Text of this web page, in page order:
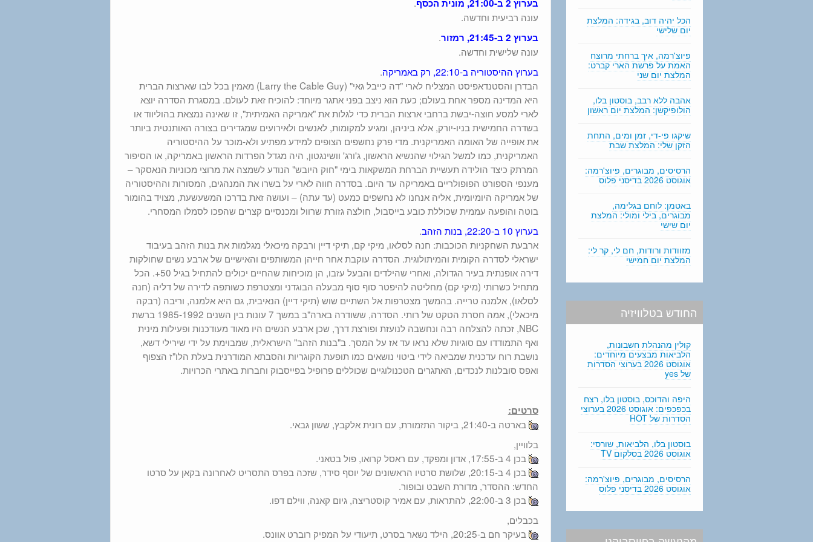
בערוץ 2 ב-21:00, מונית הכסף
עונה רביעית וחדשה.
בערוץ 2 ב-21:45, רמזור
.
עונה שלישית וחדשה.
בערוץ ההיסטוריה ב-22:10, רק באמריקה
.
הבדרן והסטנדאפיסט המצליח לארי "דה כייבל גאי" (Larry the Cable Guy) מאמין בכל לבו שארצות הברית
היא המדינה מספר אחת בעולם; כעת הוא ניצב בפני אתגר מיוחד: להוכיח זאת לעולם. במסגרת הסדרה יוצא
לארי למסע חוצה-יבשת ברחבי ארצות הברית כדי לגלות את "אמריקה האמיתית", זו שאינה נמצאת בהוליווד או
בשדרה החמישית בניו-יורק, אלא ביניהן, ומגיע למקומות, לאנשים ולאירועים שמגדירים בצורה האותנטית ביותר
את אופייה של האומה האמריקנית. מדי פרק נחשפים הצופים למידע מפתיע ולא-מוכר על ההיסטוריה
האמריקנית, כמו למשל הגילוי שהנשיא הראשון, ג'ורג' וושינגטון, היה מגדל הפרדות הראשון באמריקה, או הסיפור
המרתק כיצד הולידה תעשיית הברחת המשקאות בימי "חוק היובש" הנודע לשמצה את מרוצי מכוניות הנאסקר –
מענפי הספורט הפופולריים באמריקה עד היום. בסדרה חווה לארי על בשרו את המנהגים, המסורות וההיסטוריה
של אמריקה היומיומית, אליה אנחנו לא נחשפים כמעט (עד עתה) – ועושה זאת בדרכו המשעשעת, מצויד בהומור
בוטה והופעה עממית שכוללת כובע בייסבול, חולצה גזורת שרוול ומכנסיים קצרים שהפכו לסמלו המסחרי.
בערוץ 10 ב-22:20, בנות הזהב
.
ארבעת השחקניות הכוכבות: חנה לסלאו, מיקי קם, תיקי דיין ורבקה מיכאלי מגלמות את בנות הזהב בעיבוד
ישראלי לסדרה הקומית והמיתולוגית. הסדרה עוקבת אחר חייהן המשותפים והאישיים של ארבע נשים שחולקות
דירה אופנתית בעיר הגדולה, ואחרי שהילדים והבעל עזבו, הן מוכיחות שהחיים יכולים להתחיל בגיל 50+. הכל
מתחיל כשרותי (מיקי קם) מחליטה להיפטר סוף סוף מבעלה הבוגדני ומצטרפת כשותפה לדירה של דליה (חנה
לסלאו), אלמנה טרייה. בהמשך מצטרפות אל השתיים שוש (תיקי דיין) הנאיבית, גם היא אלמנה, וריבה (רבקה
מיכאלי), אמה חסרת הטקט של רותי. הסדרה, ששודרה בארה"ב במשך 7 עונות בין השנים 1985-1992 ברשת
NBC, זכתה להצלחה רבה ונחשבה לנועזת ופורצת דרך, שכן ארבע הנשים היו מאוד מעודכנות ופעילות מינית
ואף התמודדו עם סוגיות שלא נראו עד אז על המסך. ב"בנות הזהב" הישראלית, שמבוימת על ידי שירילי דשא,
נושבת רוח עדכנית שמביאה לידי ביטוי נושאים כמו תופעת הקוגריות והסבתא המודרנית בעלת הלו"ז הצפוף
ואפס סובלנות לנכדים, האתגרים הטכנולוגיים שכוללים פרופיל בפייסבוק וחברות באתרי הכרויות.
סרטים:
בארטה ב-21:40, ביקור התזמורת, עם רונית אלקבץ, ששון גבאי.
בלוויין,
בכן 4 ב-17:55, אדון ומפקד, עם ראסל קרואו, פול בטאני.
בכן 4 ב-20:15, שלושת סרטיו הראשונים של יוסף סידר, שזכה בפרס התסריט לאחרונה בקאן על סרטו
החדש: ההסדר, מדורת השבט ובופור.
בכן 3 ב-22:00, להתראות, עם אמיר קוסטריצה, גיום קאנה, ווילם דפו.
בכבלים,
בעיקר חם ב-20:25, הילד נשאר בסרט, תיעודי על המפיק רוברט אוונס.
הכל יהיה דוב, בגידה: המלצת
יום שלישי
פיוצ'רמה, איך ברחתי מרוצח
האמת על פרשת הארי קברט:
המלצת יום שני
אהבה ללא רבב, בוסטון בלו,
הולופיקשן: המלצת יום ראשון
שיקגו פי-די, זמן ומים, התחת
הזקן שלי: המלצת שבת
הרסיסים, מבוגרים, פיוצ'רמה:
אוגוסט 2026 בדיסני פלוס
באטמן: לוחם בגלימה,
מבוגרים, בילי ומולי: המלצת
יום שישי
מזוודות ורודות, חם לי, קר לי:
המלצת יום חמישי
החודש בטלוויזיה
קולין מהנהלת חשבונות,
הלביאות מבצעים מיוחדים:
אוגוסט 2026 בערוצי הסדרות
של yes
היפה והדוכס, בוסטון בלו, רצח
בכפכפים: אוגוסט 2026 בערוצי
הסדרות של HOT
בוסטון בלו, הלביאות, שורסי:
אוגוסט 2026 בסלקום TV
הרסיסים, מבוגרים, פיוצ'רמה:
אוגוסט 2026 בדיסני פלוס